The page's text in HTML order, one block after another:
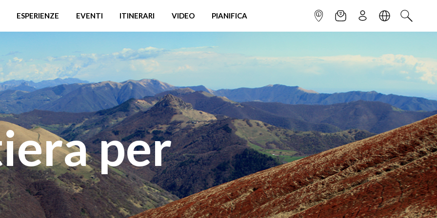
ESPERIENZE EVENTI ITINERARI VIDEO PIANIFICA INFOPOINTNEWSLETTER
ISCRIVITILINGUACERCA
per